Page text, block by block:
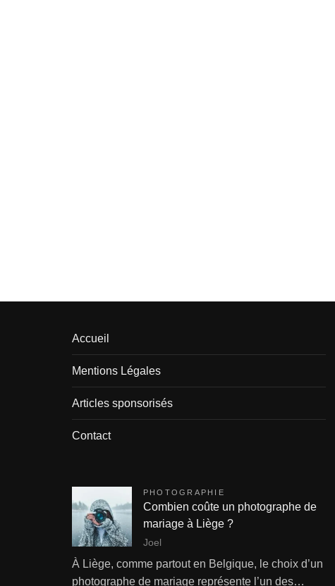
Accueil
Mentions Légales
Articles sponsorisés
Contact
PHOTOGRAPHIE
Combien coûte un photographe de
mariage à Liège ?
Joel
À Liège, comme partout en Belgique, le choix d’un
photographe de mariage représente l’un des…